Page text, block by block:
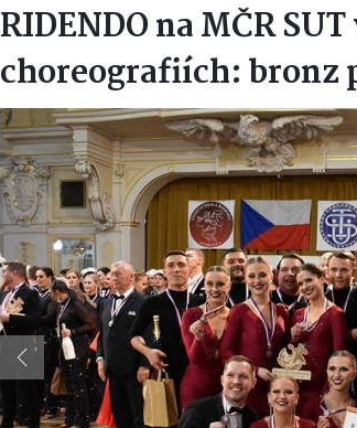
RIDENDO na MČR
choreografiích: bronz
Previous